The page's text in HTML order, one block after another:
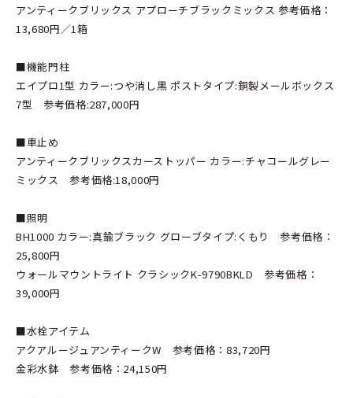
アンティークブリックス アプローチブラックミックス 参考価格：
13,680円／1箱
■機能門柱
エイプロ1型 カラー:つや消し黒 ポストタイプ:銅製メールボックス
7型 参考価格:287,000円
■車止め
アンティークブリックスカーストッパー カラー:チャコールグレー
ミックス 参考価格:18,000円
■照明
BH1000 カラー:真鍮ブラック グローブタイプ:くもり 参考価格：
25,800円
ウォールマウントライト クラシックK-9790BKLD 参考価格：
39,000円
■水栓アイテム
アクアルージュアンティークW 参考価格：83,720円
金彩水鉢 参考価格：24,150円